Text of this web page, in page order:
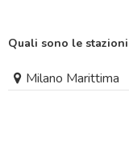
Quali sono le
Milano Marittima